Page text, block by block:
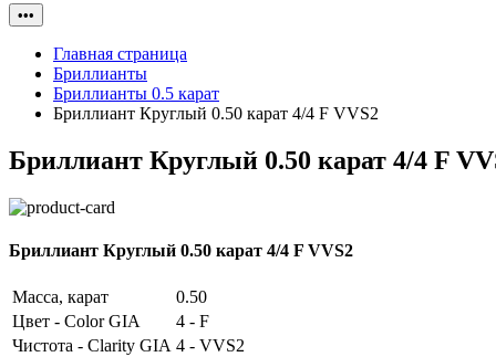
•••
Главная страница
Бриллианты
Бриллианты 0.5 карат
Бриллиант Круглый 0.50 карат 4/4 F VVS2
Бриллиант Круглый 0.50 карат 4/4 F
Бриллиант Круглый 0.50 карат 4/4 F VVS2
Масса, карат
0.50
Цвет - Color GIA
4 - F
Чистота - Clarity GIA 4 - VVS2